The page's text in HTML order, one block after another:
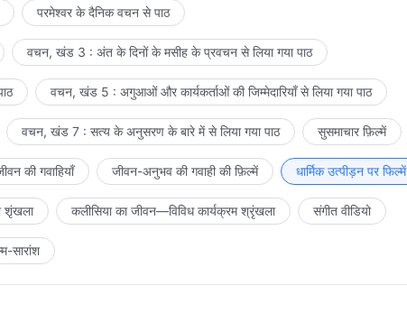
परमेश्वर के दैनिक वचन से पाठ
वचन, खंड 3 : अंत के दिनों के मसीह के प्रवचन से लिया गया पाठ
वचन, खंड 5 : अगुआओं और कार्यकर्ताओं की जिम्मेदारियाँ से लिया गया पाठ
वचन, खंड 7 : सत्य के अनुसरण के बारे में से लिया गया पाठ सुसमाचार फ़िल्में
की गवाहियाँ जीवन-अनुभव की गवाही की फ़िल्में धार्मिक उत्पीड़न पर फिल्में
शृंखला कलीसिया का जीवन—विविध कार्यक्रम श्रृंखला संगीत वीडियो
सारांश